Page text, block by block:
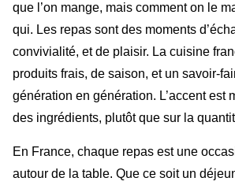
que l’on mange, mais comment on le
qui. Les repas sont des moments
convivialité, et de plaisir. La cuisine
produits frais, de saison, et un savoir-
génération en génération. L’accent est
des ingrédients, plutôt que sur la
En France, chaque repas est une
autour de la table. Que ce soit un